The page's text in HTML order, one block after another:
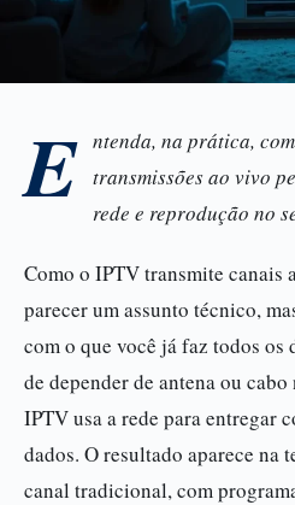
E ntenda, na prática,
transmissões ao vivo
rede e reprodução no
Como o IPTV transmite canais
parecer um assunto técnico,
com o que você já faz todos os
de depender de antena ou
IPTV usa a rede para entregar
dados. O resultado aparece na
canal tradicional, com